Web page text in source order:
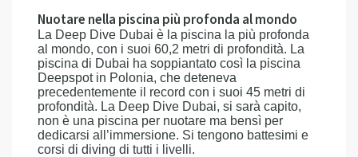
Nuotare nella piscina più profonda al mondo
La Deep Dive Dubai è la piscina la più profonda
al mondo, con i suoi 60,2 metri di profondità. La
piscina di Dubai ha soppiantato così la piscina
Deepspot in Polonia, che deteneva
precedentemente il record con i suoi 45 metri di
profondità. La Deep Dive Dubai, si sarà capito,
non è una piscina per nuotare ma bensì per
dedicarsi all’immersione. Si tengono battesimi e
corsi di diving di tutti i livelli.